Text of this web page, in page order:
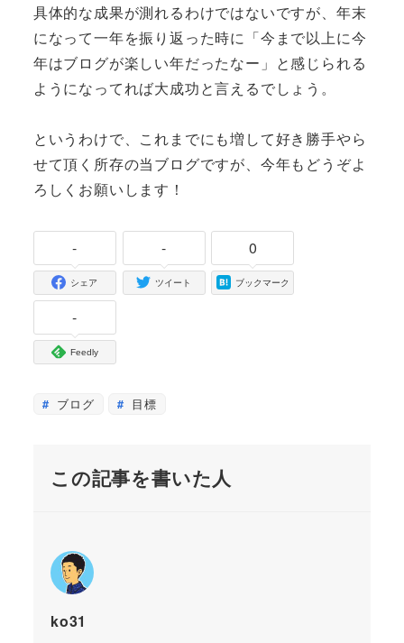
具体的な成果が測れるわけではないですが、年末
になって一年を振り返った時に「今まで以上に今
年はブログが楽しい年だったなー」と感じられる
ようになってれば大成功と言えるでしょう。
というわけで、これまでにも増して好き勝手やら
せて頂く所存の当ブログですが、今年もどうぞよ
ろしくお願いします！
-
シェア
-
ツイート
0
ブックマーク
-
Feedly
ブログ 目標
この記事を書いた人
ko31